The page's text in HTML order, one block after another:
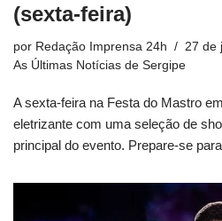
(sexta-feira)
por Redação Imprensa 24h
27 de
As Últimas Notícias de Sergipe
A sexta-feira na Festa do Mastro
eletrizante com uma seleção de
principal do evento. Prepare-se